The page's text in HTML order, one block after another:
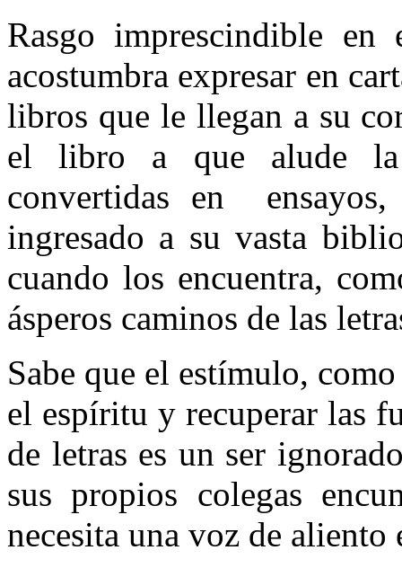
Rasgo imprescindible en
acostumbra expresar en
libros que le llegan a su
el libro a que alude la
convertidas en
ingresado a su vasta
cuando los encuentra,
ásperos caminos de las
Sabe que el estímulo,
el espíritu y recuperar las
de letras es un ser
sus propios colegas
necesita una voz de